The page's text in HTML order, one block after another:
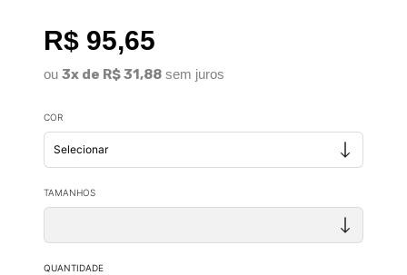
R$ 95,65
ou 3x de R$ 31,88 sem juros
COR
TAMANHOS
QUANTIDADE